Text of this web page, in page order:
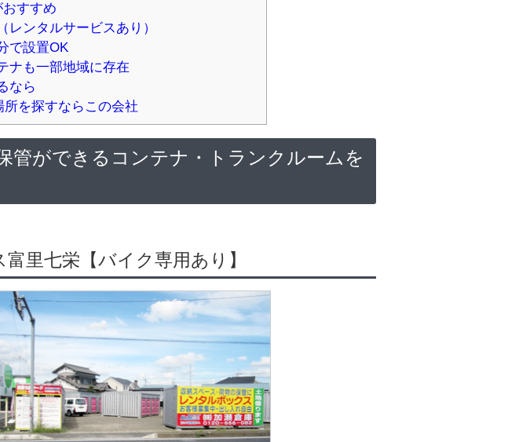
すすめ
ンタルサービスあり）
で設置OK
ナも一部地域に存在
なら
を探すならこの会社
管ができるコンテナ・トランクルームを
里七栄【バイク専用あり】